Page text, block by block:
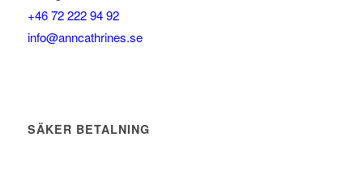
+46 72 222 94 92
info@anncathrines.se
SÄKER BETALNING